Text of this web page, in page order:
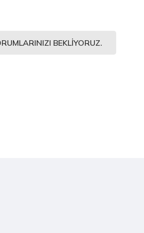
BEKLIYORUZ.